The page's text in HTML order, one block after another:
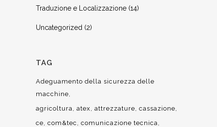
Traduzione e Localizzazione (14)
Uncategorized (2)
TAG
Adeguamento della sicurezza delle
macchine
agricoltura atex attrezzature cassazione
ce com&tec
comunicazione tecnica